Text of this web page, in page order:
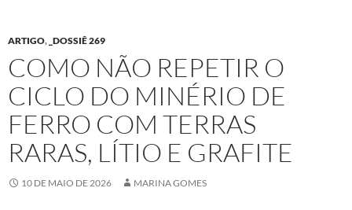
ARTIGO, _DOSSIÊ 269
COMO NÃO REPETIR O
CICLO DO MINÉRIO DE
FERRO COM TERRAS
RARAS, LÍTIO E GRAFITE
10 DE MAIO DE 2026 MARINA GOMES